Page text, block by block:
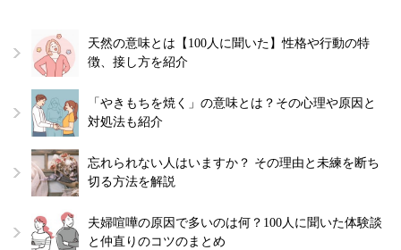
天然の意味とは【100人に聞いた】性格や行動の特
徴、接し方を紹介
「やきもちを焼く」の意味とは？その心理や原因と
対処法も紹介
忘れられない人はいますか？ その理由と未練を断ち
切る方法を解説
夫婦喧嘩の原因で多いのは何？100人に聞いた体験談
と仲直りのコツのまとめ